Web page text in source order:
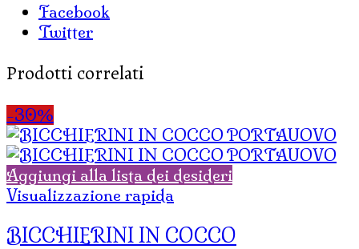
Facebook
Twitter
Prodotti correlati
-30%
Aggiungi alla lista dei desideri
Visualizzazione rapida
BICCHIERINI IN COCCO